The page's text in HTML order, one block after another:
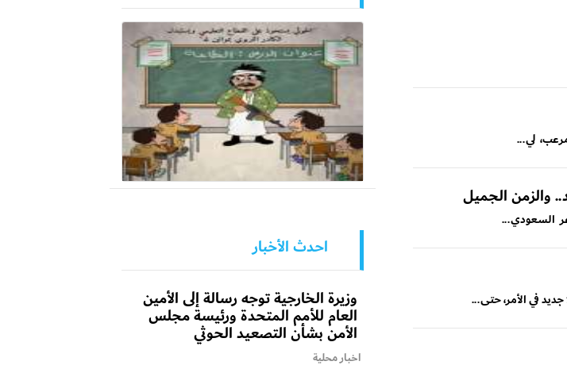
لي...
والزمن الجميل
في الأمر، حتى...
احدث الأخبار
وزيرة الخارجية توجه رسالة إلى الأمين
العام للأمم المتحدة ورئيسة مجلس
الأمن بشأن التصعيد الحوثي
اخبار محلية